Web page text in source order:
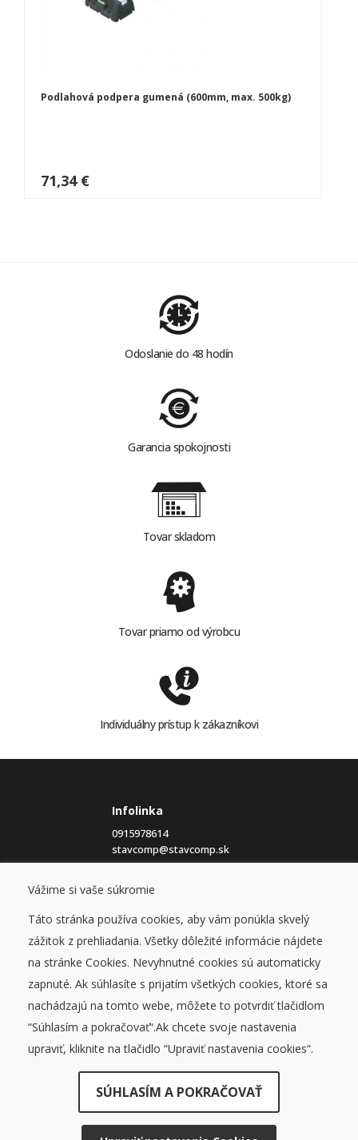
Podlahová podpera gumená (600mm, max. 500kg)
71,34 €
Odoslanie do 48 hodín
Garancia spokojnosti
Tovar skladom
Tovar priamo od výrobcu
Individuálny prístup k zákazníkovi
Infolinka
0915978614
stavcomp@stavcomp.sk
Eshop
Ochrana osobných údajov
Cookies
Blog
Kontakt
© STAVCOMP 2026, všetky práva vyhradené
DUFEKSOFT tvorba webových stránok tvorba e-shopov
Vážime si vaše súkromie
Táto stránka používa cookies, aby vám ponúkla skvelý
zážitok z prehliadania. Všetky dôležité informácie nájdete
na stránke Cookies. Nevyhnutné cookies sú automaticky
zapnuté. Ak súhlasíte s prijatím všetkých cookies, ktoré sa
nachádzajú na tomto webe, môžete to potvrdiť tlačidlom
“Súhlasím a pokračovať“.Ak chcete svoje nastavenia
upraviť, kliknite na tlačidlo “Upraviť nastavenia cookies“.
SÚHLASÍM A POKRAČOVAŤ